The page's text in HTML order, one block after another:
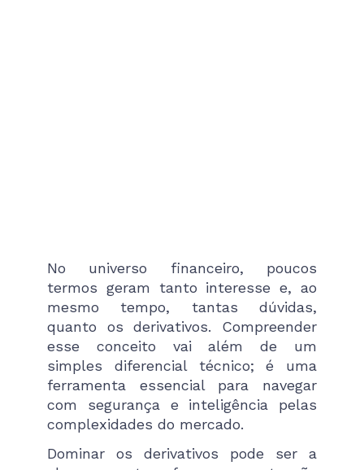
No universo financeiro, poucos
termos geram tanto interesse e, ao
mesmo tempo, tantas dúvidas,
quanto os derivativos. Compreender
esse conceito vai além de um
simples diferencial técnico; é uma
ferramenta essencial para navegar
com segurança e inteligência pelas
complexidades do mercado.
Dominar os derivativos pode ser a